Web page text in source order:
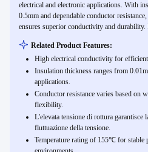
electrical and electronic applications. With
0.5mm and dependable conductor
ensures superior conductivity and
Related Product Features:
High electrical conductivity for
Insulation thickness ranges from
applications.
Conductor resistance varies based on
flexibility.
L'elevata tensione di rottura garantisce
fluttuazione della tensione.
Temperature rating of 155℃ for stable